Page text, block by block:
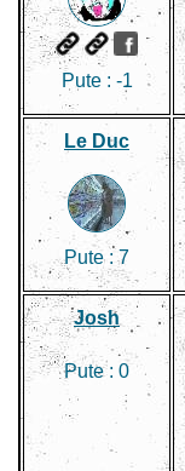
Pute : -1
Le Duc
Pute :7
Josh
Pute : 0